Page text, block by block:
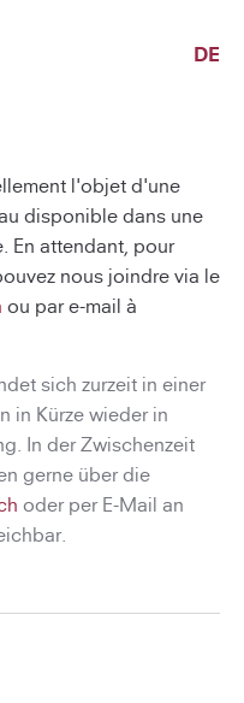
DE
l'objet d'une
disponible dans une
En attendant, pour
nous joindre via le
ou par e-mail à
sich zurzeit in einer
in Kürze wieder in
In der Zwischenzeit
gerne über die
oder per E-Mail an